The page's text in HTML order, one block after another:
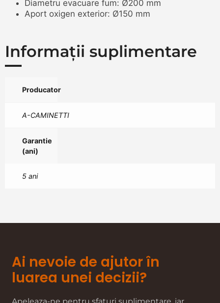
Diametru evacuare fum: Ø200 mm
Aport oxigen exterior: Ø150 mm
Informații suplimentare
Producator
A-CAMINETTI
Garantie
(ani)
5 ani
Ai nevoie de ajutor în
luarea unei decizii?